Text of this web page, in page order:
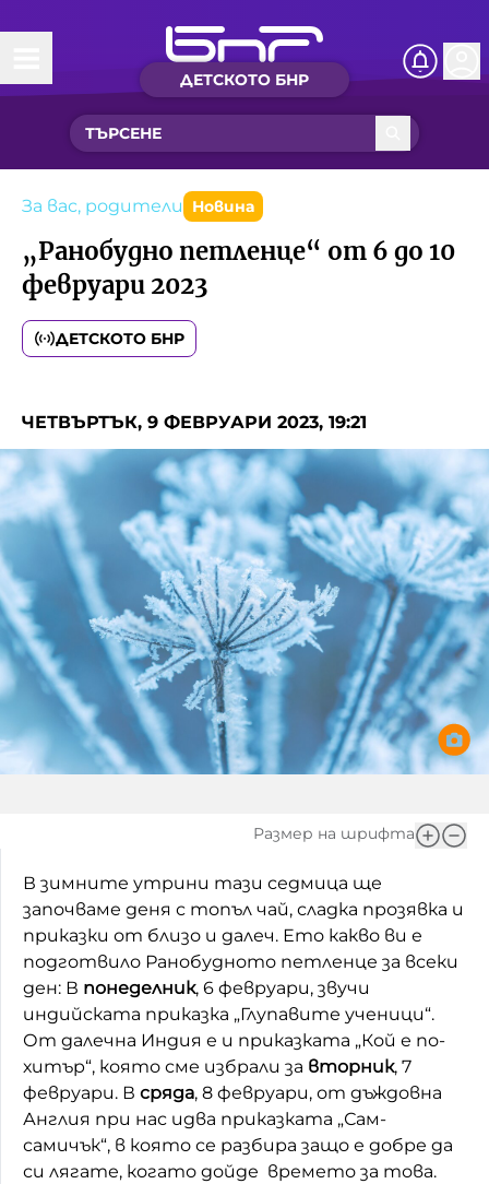
ДЕТСКОТО БНР
Начало
Какво ново?
Рубрики с вълшебства
Детско радио
Чуйте
Новините на детски език
Песнички
Интересен архив
Нашите гости
Фантазирай
Приказки
История на изкуството
Музикална кутийка
От соул до рокендрол
Междучасие
Златната ябълка
Непознатите думи
Като Айнщайн
Домашен любимец
Питаме Ви
До ре ми
Игри
Кои сме ние?
За вас, родители
БНР
БНР Новини
Архивен фонд на БНР
За вас, родители Новина
„Ранобудно петленце“ от 6 до 10
февруари 2023
ДЕТСКОТО БНР
ЧЕТВЪРТЪК, 9 ФЕВРУАРИ 2023, 19:21
Размер на шрифта
В зимните утрини тази седмица ще
започваме деня с топъл чай, сладка прозявка и
приказки от близо и далеч. Ето какво ви е
подготвило Ранобудното петленце за всеки
ден: В понеделник, 6 февруари, звучи
индийската приказка „Глупавите ученици“.
От далечна Индия е и приказката „Кой е по-
хитър“, която сме избрали за вторник, 7
февруари. В сряда, 8 февруари, от дъждовна
Англия при нас идва приказката „Сам-
самичък“, в която се разбира защо е добре да
си лягате, когато дойде времето за това.